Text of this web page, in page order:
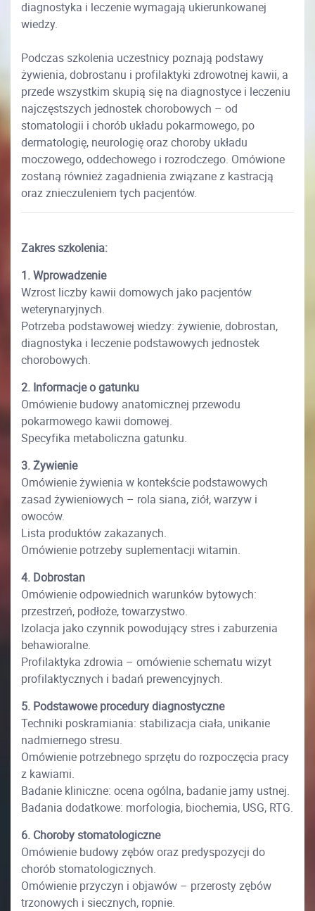
diagnostyka i leczenie wymagają ukierunkowanej
wiedzy.
Podczas szkolenia uczestnicy poznają podstawy
żywienia, dobrostanu i profilaktyki zdrowotnej kawii, a
przede wszystkim skupią się na diagnostyce i leczeniu
najczęstszych jednostek chorobowych – od
stomatologii i chorób układu pokarmowego, po
dermatologię, neurologię oraz choroby układu
moczowego, oddechowego i rozrodczego. Omówione
zostaną również zagadnienia związane z kastracją
oraz znieczuleniem tych pacjentów.
Zakres szkolenia:
1. Wprowadzenie
Wzrost liczby kawii domowych jako pacjentów
weterynaryjnych.
Potrzeba podstawowej wiedzy: żywienie, dobrostan,
diagnostyka i leczenie podstawowych jednostek
chorobowych.
2. Informacje o gatunku
Omówienie budowy anatomicznej przewodu
pokarmowego kawii domowej.
Specyfika metaboliczna gatunku.
3. Żywienie
Omówienie żywienia w kontekście podstawowych
zasad żywieniowych – rola siana, ziół, warzyw i
owoców.
Lista produktów zakazanych.
Omówienie potrzeby suplementacji witamin.
4. Dobrostan
Omówienie odpowiednich warunków bytowych:
przestrzeń, podłoże, towarzystwo.
Izolacja jako czynnik powodujący stres i zaburzenia
behawioralne.
Profilaktyka zdrowia – omówienie schematu wizyt
profilaktycznych i badań prewencyjnych.
5. Podstawowe procedury diagnostyczne
Techniki poskramiania: stabilizacja ciała, unikanie
nadmiernego stresu.
Omówienie potrzebnego sprzętu do rozpoczęcia pracy
z kawiami.
Badanie kliniczne: ocena ogólna, badanie jamy ustnej.
Badania dodatkowe: morfologia, biochemia, USG, RTG.
6. Choroby stomatologiczne
Omówienie budowy zębów oraz predyspozycji do
chorób stomatologicznych.
Omówienie przyczyn i objawów – przerosty zębów
trzonowych i siecznych, ropnie.